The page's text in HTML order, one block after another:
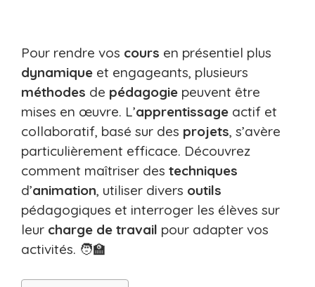
Pour rendre vos cours en présentiel plus
dynamique et engageants, plusieurs
méthodes de pédagogie peuvent être
mises en œuvre. L’apprentissage actif et
collaboratif, basé sur des projets, s’avère
particulièrement efficace. Découvrez
comment maîtriser des techniques
d’animation, utiliser divers outils
pédagogiques et interroger les élèves sur
leur charge de travail pour adapter vos
activités. 🧑‍🏫